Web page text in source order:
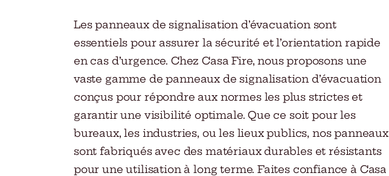
Les panneaux de signalisation d’évacuation sont
essentiels pour assurer la sécurité et l’orientation rapide
en cas d’urgence. Chez Casa Fire, nous proposons une
vaste gamme de panneaux de signalisation d’évacuation
conçus pour répondre aux normes les plus strictes et
garantir une visibilité optimale. Que ce soit pour les
bureaux, les industries, ou les lieux publics, nos panneaux
sont fabriqués avec des matériaux durables et résistants
pour une utilisation à long terme. Faites confiance à Casa